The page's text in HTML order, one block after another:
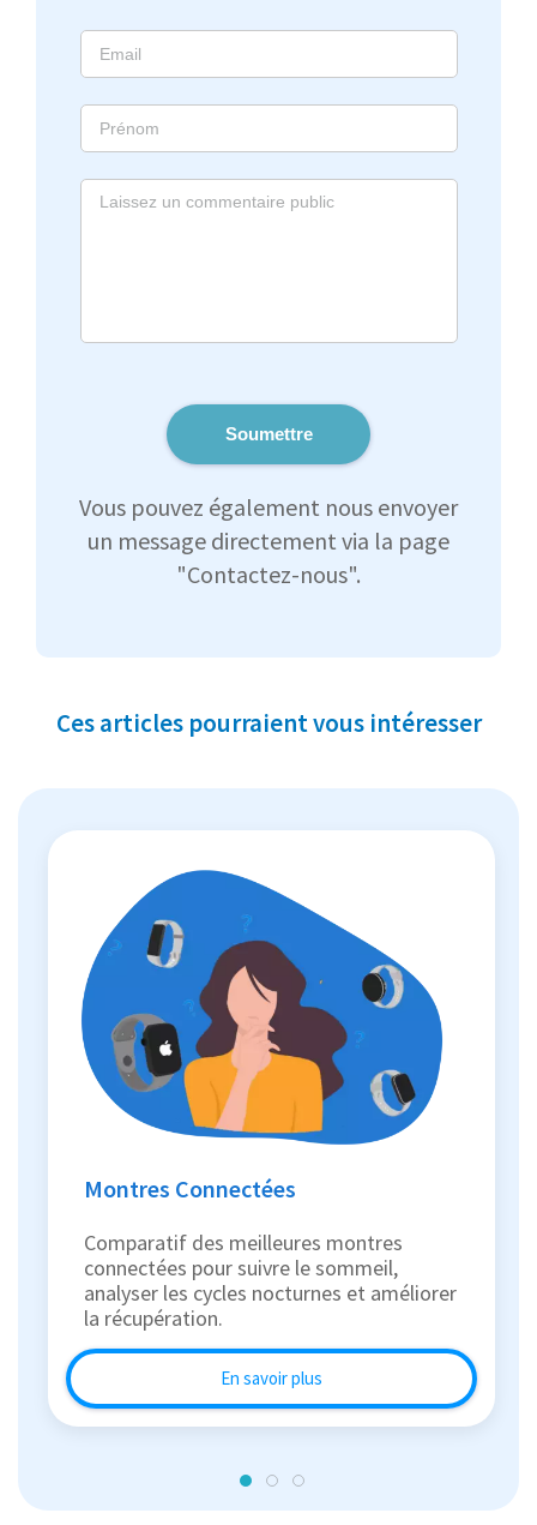
Soumettre
Vous pouvez également nous envoyer
un message directement via la page
"Contactez-nous".
Ces articles pourraient vous intéresser
Montres Connectées
Comparatif des meilleures montres
connectées pour suivre le sommeil,
analyser les cycles nocturnes et améliorer
la récupération.
En savoir plus